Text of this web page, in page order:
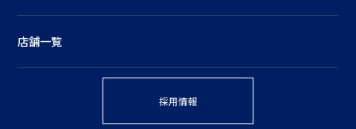
店舗一覧
採用情報